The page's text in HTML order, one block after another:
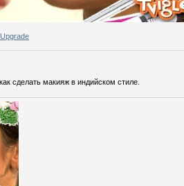
сделать макияж в индийском стиле.